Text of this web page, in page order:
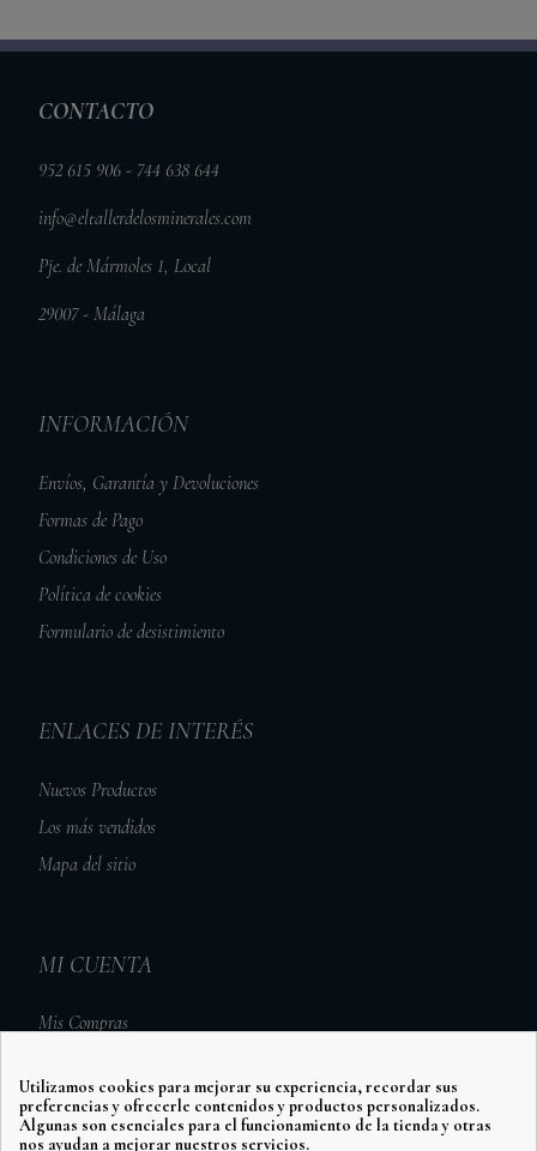
CONTACTO
952 615 906 - 744 638 644
info@eltallerdelosminerales.com
Pje. de Mármoles 1, Local
29007 - Málaga
INFORMACIÓN
Envíos, Garantía y Devoluciones
Formas de Pago
Condiciones de Uso
Política de cookies
Formulario de desistimiento
ENLACES DE INTERÉS
Nuevos Productos
Los más vendidos
Mapa del sitio
MI CUENTA
Mis Compras
Mis Direcciones
Mis Datos Personales
Utilizamos cookies para mejorar su experiencia, recordar sus
preferencias y ofrecerle contenidos y productos personalizados.
Algunas son esenciales para el funcionamiento de la tienda y otras
nos ayudan a mejorar nuestros servicios.